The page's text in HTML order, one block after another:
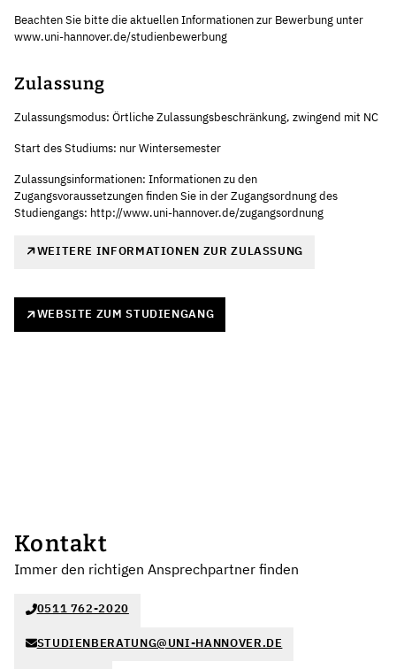
Beachten Sie bitte die aktuellen Informationen zur Bewerbung unter
www.uni-hannover.de/studienbewerbung
Zulassung
Zulassungsmodus: Örtliche Zulassungsbeschränkung, zwingend mit NC
Start des Studiums: nur Wintersemester
Zulassungsinformationen: Informationen zu den
Zugangsvoraussetzungen finden Sie in der Zugangsordnung des
Studiengangs: http://www.uni-hannover.de/zugangsordnung
WEITERE INFORMATIONEN ZUR ZULASSUNG
WEBSITE ZUM STUDIENGANG
Kontakt
Immer den richtigen Ansprechpartner finden
0511 762-2020
STUDIENBERATUNG@UNI-HANNOVER.DE